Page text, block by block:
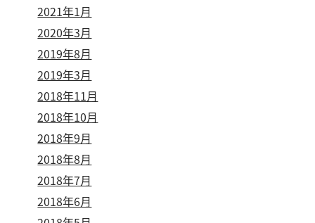
2021年1月
2020年3月
2019年8月
2019年3月
2018年11月
2018年10月
2018年9月
2018年8月
2018年7月
2018年6月